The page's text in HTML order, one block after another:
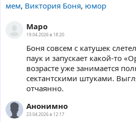
мем, Виктория Боня, юмор
Маро
19.04.2026 в 18:20
Боня совсем с катушек
паук и запускает какой-то
возрасте уже занимается
сектантскими штуками.
отчаянно.
Анонимно
23.04.2026 в 12:17